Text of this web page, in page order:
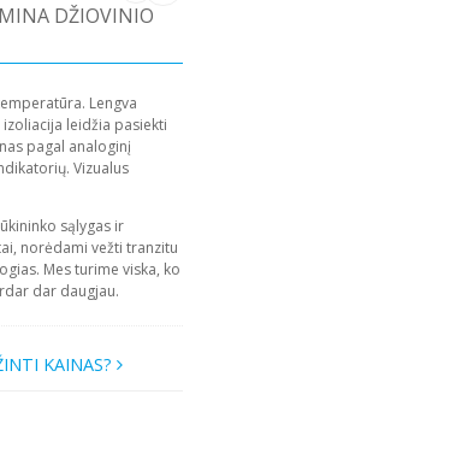
DŽIOVINIO
Lengva
leidžia pasiekti
pagal analoginį
Vizualus
ūkininko sąlygas ir
norėdami vežti tranzitu
Mes turime viska, ko
dar daugjau.
KAINAS?